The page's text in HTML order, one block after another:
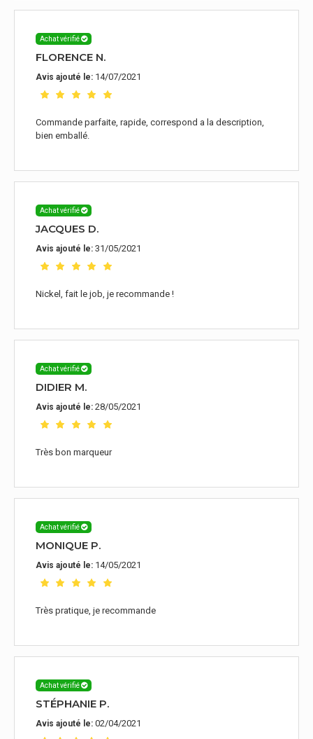
Achat vérifié
FLORENCE N.
Avis ajouté le: 14/07/2021
Commande parfaite, rapide, correspond a la description,
bien emballé.
Achat vérifié
JACQUES D.
Avis ajouté le: 31/05/2021
Nickel, fait le job, je recommande !
Achat vérifié
DIDIER M.
Avis ajouté le: 28/05/2021
Très bon marqueur
Achat vérifié
MONIQUE P.
Avis ajouté le: 14/05/2021
Très pratique, je recommande
Achat vérifié
STÉPHANIE P.
Avis ajouté le: 02/04/2021